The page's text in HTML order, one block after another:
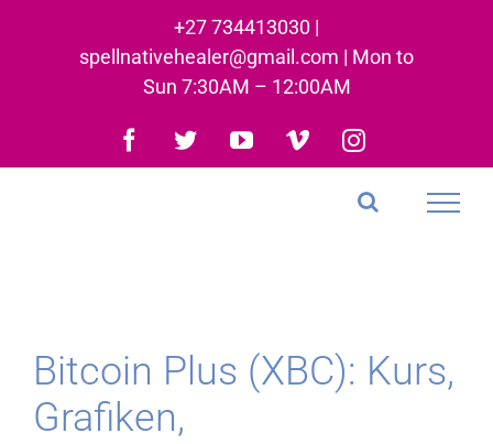
+27 734413030 |
spellnativehealer@gmail.com | Mon to
Sun 7:30AM – 12:00AM
Facebook
TwitterYouTubeVimeoInstagram
Bitcoin Plus (XBC): Kurs,
Grafiken,